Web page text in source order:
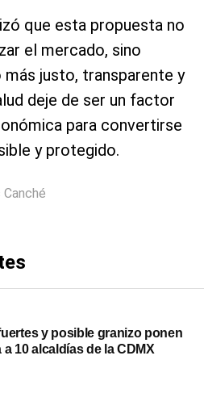
que esta propuesta no
el mercado, sino
justo, transparente y
deje de ser un factor
para convertirse
y protegido.
y posible granizo ponen
a 10 alcaldías de la CDMX